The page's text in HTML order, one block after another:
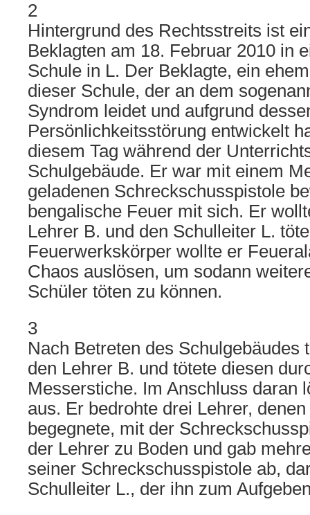
2
Hintergrund des Rechtsstreits ist
Beklagten am 18. Februar 2010 in
Schule in L. Der Beklagte, ein
dieser Schule, der an dem
Syndrom leidet und aufgrund
Persönlichkeitsstörung entwickelt
diesem Tag während der
Schulgebäude. Er war mit einem
geladenen Schreckschusspistole
bengalische Feuer mit sich. Er
Lehrer B. und den Schulleiter L.
Feuerwerkskörper wollte er
Chaos auslösen, um sodann
Schüler töten zu können.
3
Nach Betreten des Schulgebäudes
den Lehrer B. und tötete diesen
Messerstiche. Im Anschluss daran
aus. Er bedrohte drei Lehrer,
begegnete, mit der
der Lehrer zu Boden und gab
seiner Schreckschusspistole ab,
Schulleiter L., der ihn zum